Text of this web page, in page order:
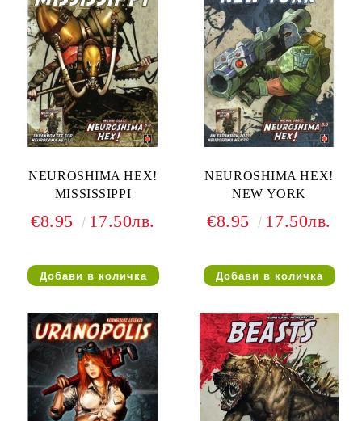
NEUROSHIMA HEX!
MISSISSIPPI
€8.95 17.50лв.
NEUROSHIMA HEX!
NEW YORK
€8.95 17.50лв.